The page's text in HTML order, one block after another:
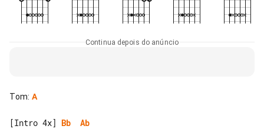
Continua depois do anúncio
Tom: A
[Intro 4x] Bb Ab